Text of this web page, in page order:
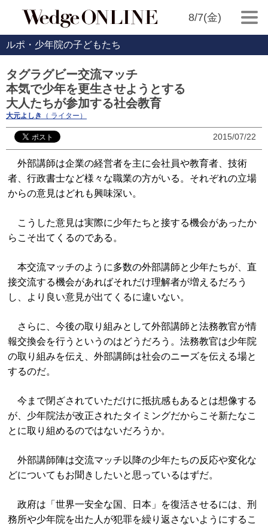
8/7(金)
ルポ・少年院の子どもたち
タグラグビー交流マッチ
本気で少年を更生させようとする
大人たちが参加する社会教育
大元よしき （ ライター）
2015/07/22
外部講師は企業の経営者を主に会社員や教育者、技術
者、行政書士など様々な職業の方がいる。それぞれの立場
からの意見はどれも興味深い。
こうした意見は実際に少年たちと接する機会があったか
らこそ出てくるのである。
本交流マッチのように多数の外部講師と少年たちが、直
接交流する機会があればそれだけ理解者が増えるだろう
し、より良い意見が出てくるに違いない。
さらに、今後の取り組みとして外部講師と法務教官が情
報交換会を行うというのはどうだろう。法務教官は少年院
の取り組みを伝え、外部講師は社会のニーズを伝える場と
するのだ。
今まで閉ざされていただけに抵抗感もあるとは想像する
が、少年院法が改正されたタイミングだからこそ新たなこ
とに取り組めるのではないだろうか。
外部講師陣は交流マッチ以降の少年たちの反応や変化な
どについてもお聞きしたいと思っているはずだ。
政府は「世界一安全な国、日本」を復活させるには、刑
務所や少年院を出た人が犯罪を繰り返さないようにするこ